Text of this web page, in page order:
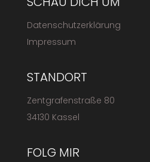
Datenschutzerklärung
Impressum
STANDORT
Zentgrafenstraße 80
34130 Kassel
FOLG MIR